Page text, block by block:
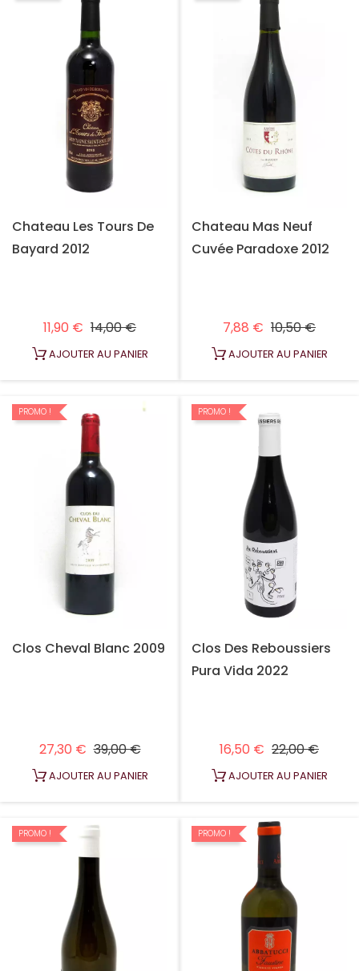
Chateau Les Tours De
Bayard 2012
11,90 € Prix habituel
14,00 €Prix
AJOUTER AU PANIER
Chateau Mas Neuf
Cuvée Paradoxe 2012
7,88 € Prix habituel
10,50 €Prix
AJOUTER AU PANIER
PROMO !
Clos Cheval Blanc 2009
27,30 € Prix habituel
39,00 €Prix
AJOUTER AU PANIER
PROMO !
Clos Des Reboussiers
Pura Vida 2022
16,50 € Prix habituel
22,00 €Prix
AJOUTER AU PANIER
PROMO ! PROMO !